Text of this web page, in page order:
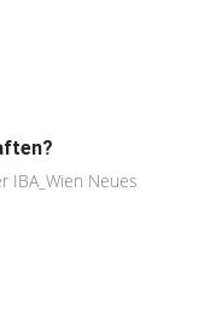
IBA_Wien Neues